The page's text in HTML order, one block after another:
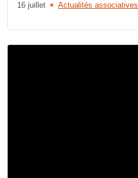
16 juillet Actualités associatives